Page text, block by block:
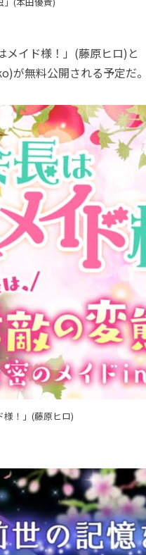
イド様！」(藤原ヒロ)と
が無料公開される予定だ
！」(藤原ヒロ)